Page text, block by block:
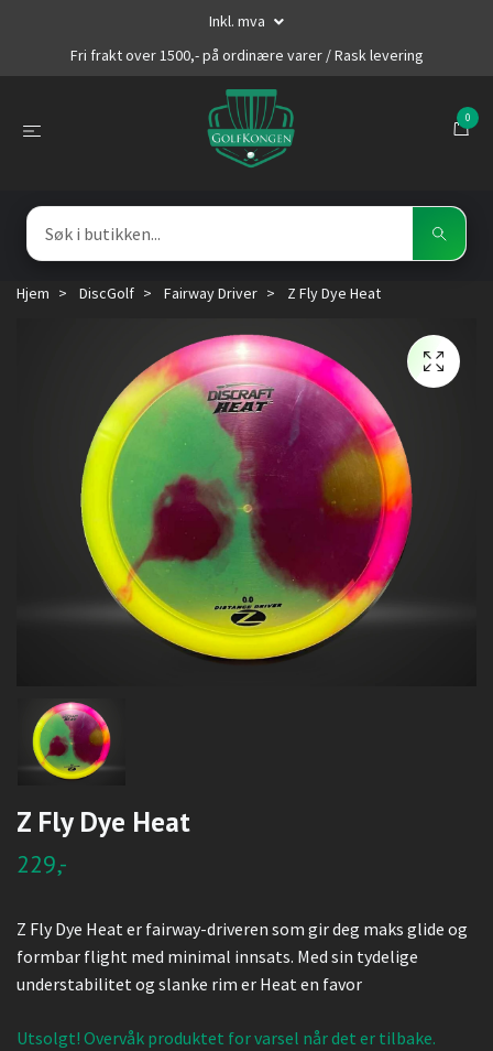
Inkl. mva
Fri frakt over 1500,- på ordinære varer / Rask levering
0
Hjem DiscGolf Fairway Driver Z Fly Dye Heat
Z Fly Dye Heat
229,-
Z Fly Dye Heat er fairway-driveren som gir deg maks glide og
formbar flight med minimal innsats. Med sin tydelige
understabilitet og slanke rim er Heat en favor
Utsolgt! Overvåk produktet for varsel når det er tilbake.